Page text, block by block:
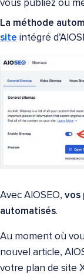
vous publiez ou
La méthode
site intégré
Avec AIOSEO, vos
automatisés.
Au moment où
nouvel article,
votre plan de site